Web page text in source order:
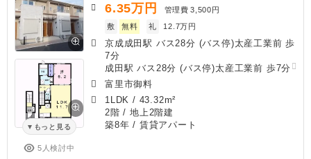
もっと見る
5人検討中
6.35万円 管理費 3,500円
敷
無料 礼 12.7万円
京成成田駅 バス28分 (バス停)太産工業前 歩
7分
成田駅 バス28分 (バス停)太産工業前 歩7分
富里市御料
1LDK / 43.32m²
2階 / 地上2階建
築8年 / 賃貸アパート